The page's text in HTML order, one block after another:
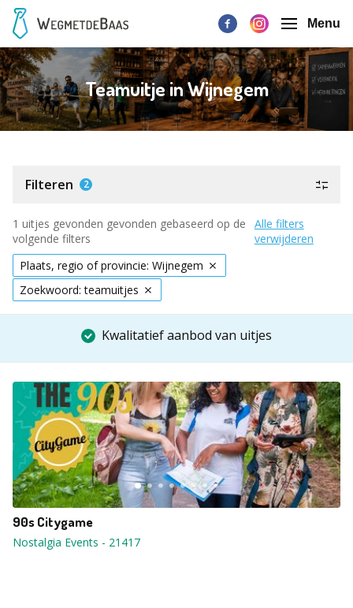
Menu
Teamuitje in Wijnegem
Filteren 2
1 uitjes gevonden gevonden gebaseerd op de
volgende filters
Alle filters
verwijderen
Plaats, regio of provincie: Wijnegem
Zoekwoord: teamuitjes
Kwalitatief aanbod van uitjes
90s Citygame
Nostalgia Events - 21417